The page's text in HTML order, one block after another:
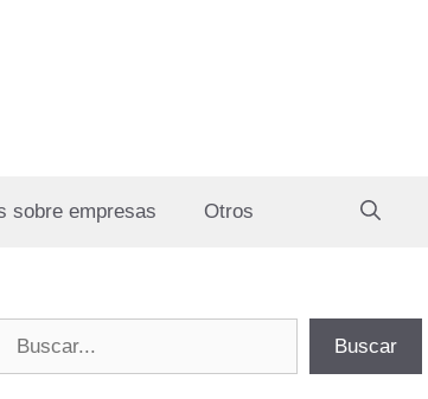
sobre empresas Otros
Buscar